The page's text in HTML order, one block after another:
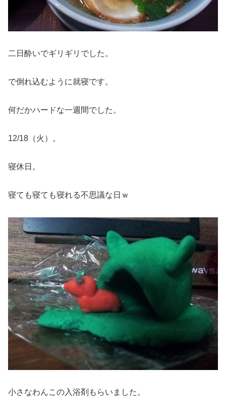
二日酔いでギリギリでした。
で倒れ込むように就寝です。
何だかハードな一週間でした。
12/18（火）。
寝休日。
寝ても寝ても寝れる不思議な日ｗ
小さなわんこの入浴剤もらいました。